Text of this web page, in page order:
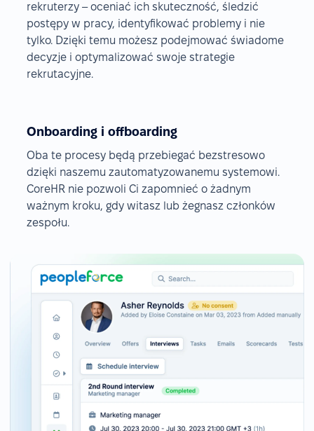
rekruterzy – oceniać ich skuteczność, śledzić
postępy w pracy, identyfikować problemy i nie
tylko. Dzięki temu możesz podejmować świadome
decyzje i optymalizować swoje strategie
rekrutacyjne.
Onboarding i offboarding
Oba te procesy będą przebiegać bezstresowo
dzięki naszemu zautomatyzowanemu systemowi.
CoreHR nie pozwoli Ci zapomnieć o żadnym
ważnym kroku, gdy witasz lub żegnasz członków
zespołu.